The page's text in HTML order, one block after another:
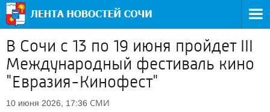
В Сочи с 13 по 19 июня пройдет III
Международный фестиваль кино
"Евразия-Кинофест"
10 июня 2026, 17:36 СМИ